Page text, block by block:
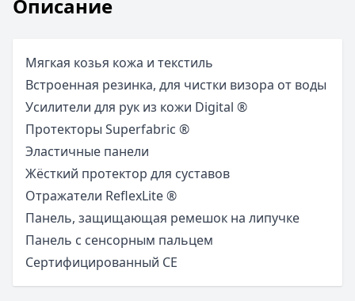
Описание
Мягкая козья кожа и текстиль
Встроенная резинка, для чистки визора от воды
Усилители для рук из кожи Digital ®
Протекторы Superfabric ®
Эластичные панели
Жёсткий протектор для суставов
Отражатели ReflexLite ®
Панель, защищающая ремешок на липучке
Панель с сенсорным пальцем
Сертифицированный CE